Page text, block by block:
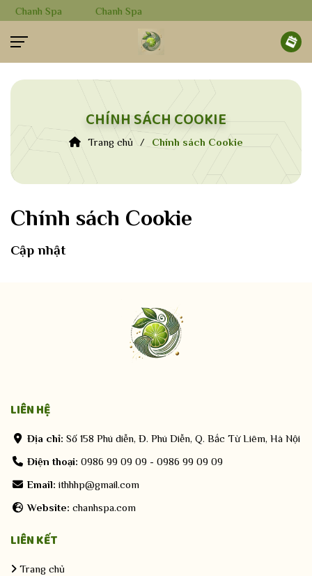
Chanh Spa Chanh Spa
Hotline 0986 99 09 09
TRANG CHỦ
VỀ CHANHSPA
DỊCH VỤ
CHÍNH SÁCH COOKIE
Trang chủ Chính sách Cookie
Chính sách Cookie
Cập nhật
LIÊN HỆ
Địa chỉ: Số 158 Phú diễn, Đ. Phú Diễn, Q. Bắc Từ Liêm, Hà Nội
Điện thoại: 0986 99 09 09 - 0986 99 09 09
Email: ithhhp@gmail.com
Website: chanhspa.com
LIÊN KẾT
Trang chủ